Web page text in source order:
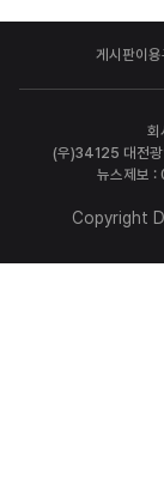
게시판이용
회
(우)34125 대전광
뉴스제보
Copyright